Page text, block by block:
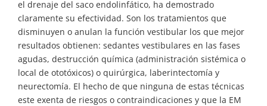
el drenaje del saco endolinfático, ha demostrado
claramente su efectividad. Son los tratamientos que
disminuyen o anulan la función vestibular los que mejor
resultados obtienen: sedantes vestibulares en las fases
agudas, destrucción química (administración sistémica o
local de ototóxicos) o quirúrgica, laberintectomía y
neurectomía. El hecho de que ninguna de estas técnicas
este exenta de riesgos o contraindicaciones y que la EM